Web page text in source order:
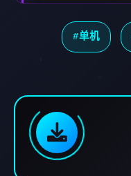
#单机